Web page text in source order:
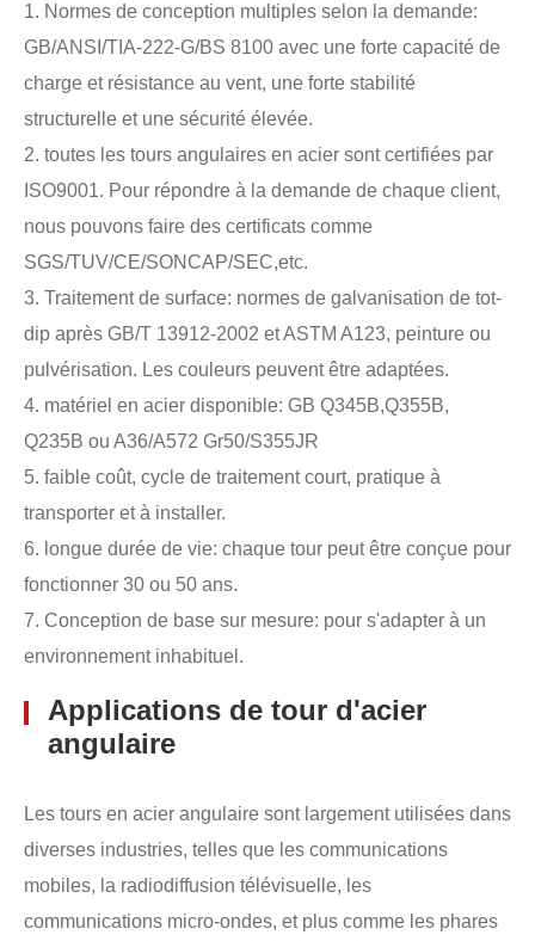
1. Normes de conception multiples selon la demande:
GB/ANSI/TIA-222-G/BS 8100 avec une forte capacité de
charge et résistance au vent, une forte stabilité
structurelle et une sécurité élevée.
2. toutes les tours angulaires en acier sont certifiées par
ISO9001. Pour répondre à la demande de chaque client,
nous pouvons faire des certificats comme
SGS/TUV/CE/SONCAP/SEC,etc.
3. Traitement de surface: normes de galvanisation de tot-
dip après GB/T 13912-2002 et ASTM A123, peinture ou
pulvérisation. Les couleurs peuvent être adaptées.
4. matériel en acier disponible: GB Q345B,Q355B,
Q235B ou A36/A572 Gr50/S355JR
5. faible coût, cycle de traitement court, pratique à
transporter et à installer.
6. longue durée de vie: chaque tour peut être conçue pour
fonctionner 30 ou 50 ans.
7. Conception de base sur mesure: pour s'adapter à un
environnement inhabituel.
Applications de tour d'acier
angulaire
Les tours en acier angulaire sont largement utilisées dans
diverses industries, telles que les communications
mobiles, la radiodiffusion télévisuelle, les
communications micro-ondes, et plus comme les phares